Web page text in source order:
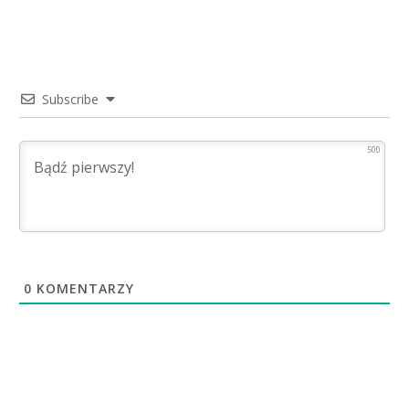
Subscribe
500
0 KOMENTARZY